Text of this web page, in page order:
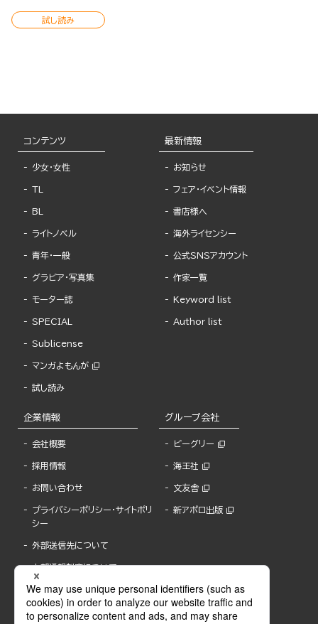
試し読み
コンテンツ
少女・女性
TL
BL
ライトノベル
青年・一般
グラビア・写真集
モーター誌
SPECIAL
Sublicense
マンガよもんが
試し読み
最新情報
お知らせ
フェア・イベント情報
書店様へ
海外ライセンシー
公式SNSアカウント
作家一覧
Keyword list
Author list
企業情報
会社概要
採用情報
お問い合わせ
プライバシーポリシー・サイトポリ
シー
外部送信先について
内部通報制度について
グループ会社
ビーグリー
海王社
文友舎
新アポロ出版